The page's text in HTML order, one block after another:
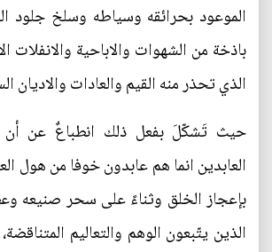
الموعود بحرائقه وسياطه وسلخ جلود
باذخة من الشهوات والاباحية والانفلات
الذي تحذر منه القيم والعادات والاديان
حيث تَشكّلَ بفعل ذلك انطباعٌ عن أن
العابدين انما هم عابدون خوفا من هول
بإعجاز الخلق وثناءً على سحر صنيعه
الذين يتّبعون الوهم والتعاليم